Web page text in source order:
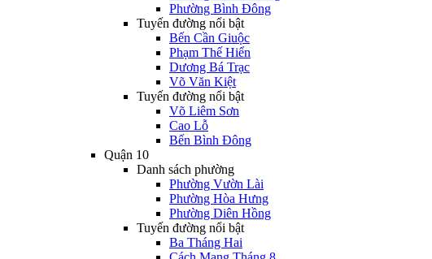
Phường Bình Đông
Tuyến đường nổi bật
Bến Cần Giuộc
Phạm Thế Hiển
Dương Bá Trạc
Võ Văn Kiệt
Tuyến đường nổi bật
Võ Liêm Sơn
Cao Lỗ
Bến Bình Đông
Quận 10
Danh sách phường
Phường Vườn Lài
Phường Hòa Hưng
Phường Diên Hồng
Tuyến đường nổi bật
Ba Tháng Hai